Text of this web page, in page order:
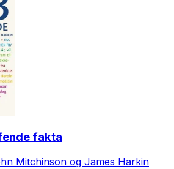
fakta
Mitchinson og James Harkin